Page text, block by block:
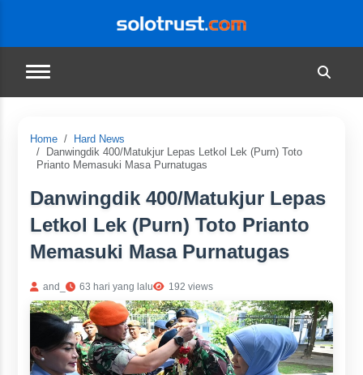
Home
Hard News
Danwingdik 400/Matukjur Lepas Letkol Lek (Purn) Toto
Prianto Memasuki Masa Purnatugas
Danwingdik 400/Matukjur Lepas
Letkol Lek (Purn) Toto Prianto
Memasuki Masa Purnatugas
and_ 63 hari yang lalu 192 views